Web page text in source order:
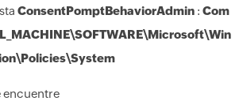
ConsentPomptBehaviorAdmin: Com
encuentre